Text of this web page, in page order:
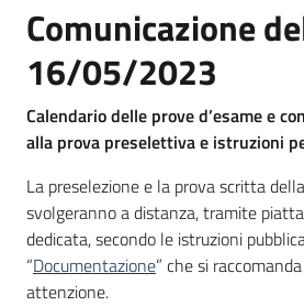
Comunicazione
16/05/2023
Calendario delle prove d’esame e
alla prova preselettiva e istruzioni
La preselezione e la prova scritta
svolgeranno a distanza, tramite
dedicata, secondo le istruzioni
“Documentazione” che si
attenzione.